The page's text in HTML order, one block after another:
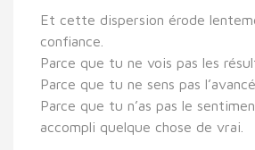
Et cette dispersion érode
confiance.
Parce que tu ne vois pas les
Parce que tu ne sens pas
Parce que tu n’as pas le
accompli quelque chose de vrai.